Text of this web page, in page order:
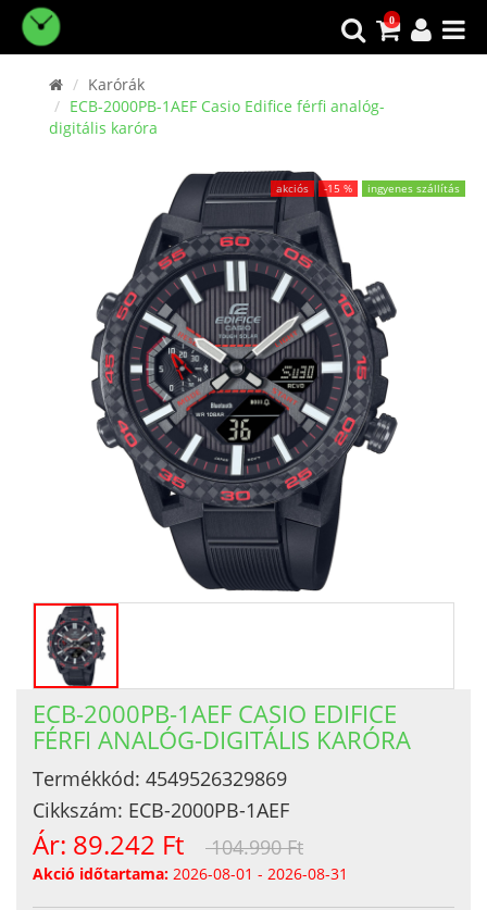
0
Karórák
ECB-2000PB-1AEF Casio Edifice férfi analóg-
digitális karóra
akciós -15 % ingyenes szállítás
ECB-2000PB-1AEF CASIO EDIFICE
FÉRFI ANALÓG-DIGITÁLIS KARÓRA
Termékkód: 4549526329869
Cikkszám: ECB-2000PB-1AEF
Ár: 89.242 Ft 104.990 Ft
Akció időtartama: 2026-08-01 - 2026-08-31